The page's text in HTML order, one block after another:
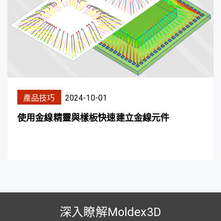
產品技巧 2024-10-01
使用金線精靈與樣板快速建立金線元件
深入瞭解Moldex3D